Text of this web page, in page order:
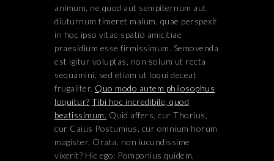
animum, ne quod aut sempiternum aut
diuturnum timeret malum, quae perspexit
in hoc ipso vitae spatio amicitiae
praesidium esse firmissimum. Semovenda
est igitur voluptas, non solum ut recta
sequamini, sed etiam ut loqui deceat
frugaliter. Quo modo autem philosophus
loquitur? Tibi hoc incredibile, quod
beatissimum. Quid affers, cur Thorius,
cur Caius Postumius, cur omnium horum
magister, Orata, non iucundissime
vixerit? Hic ego: Pomponius quidem,